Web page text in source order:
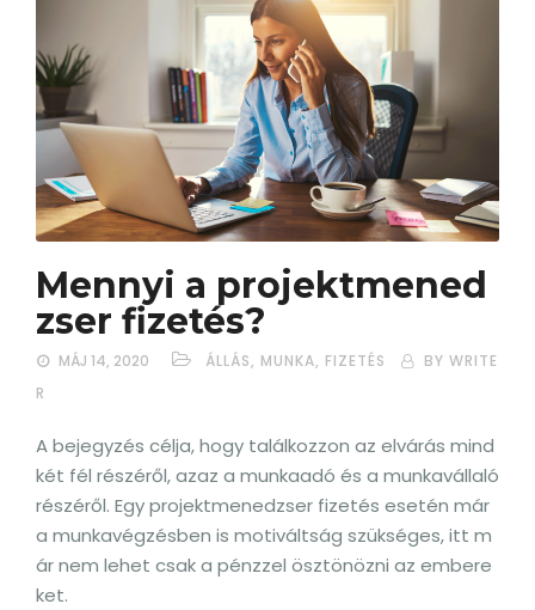
Mennyi a projektmened
zser fizetés?
MÁJ 14, 2020 ÁLLÁS, MUNKA, FIZETÉS
BY WRITE
R
A bejegyzés célja, hogy találkozzon az elvárás mind
két fél részéről, azaz a munkaadó és a munkavállaló
részéről. Egy projektmenedzser fizetés esetén már
a munkavégzésben is motiváltság szükséges, itt m
ár nem lehet csak a pénzzel ösztönözni az embere
ket.